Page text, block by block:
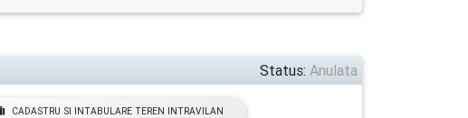
Status: Anulata
CADASTRU SI INTABULARE TEREN INTRAVILAN